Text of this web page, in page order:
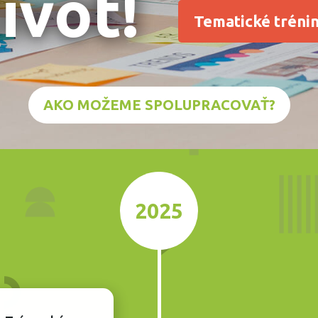
Tematické
AKO MOŽEME SPOLUPRACOVAŤ?
2025